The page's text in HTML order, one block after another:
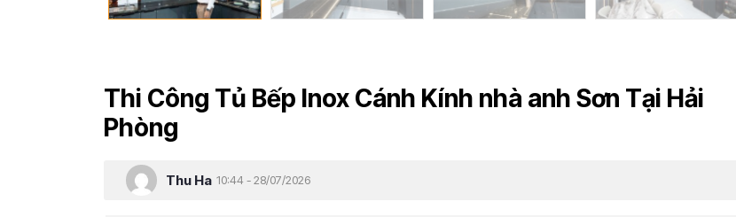
Thi Công Tủ Bếp Inox Cánh Kính nhà anh Sơn Tại Hải
Phòng
Thu Ha 10:44 - 28/07/2026